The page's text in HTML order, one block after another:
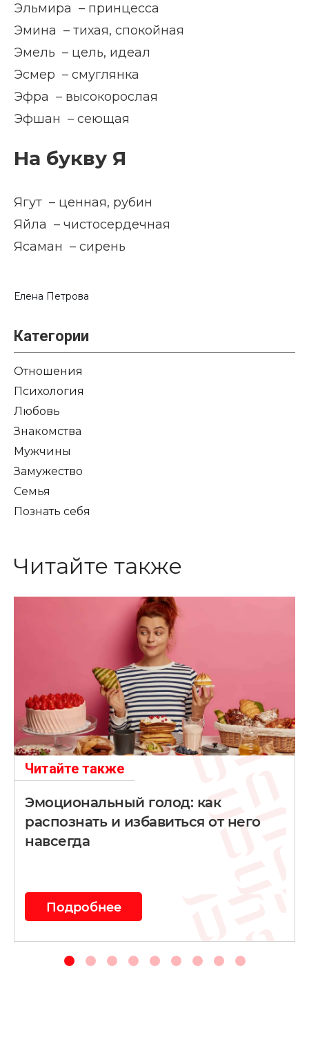
Эльмира – принцесса
Эмина – тихая, спокойная
Эмель – цель, идеал
Эсмер – смуглянка
Эфра – высокорослая
Эфшан – сеющая
На букву Я
Ягут – ценная, рубин
Яйла – чистосердечная
Ясаман – сирень
Елена Петрова
Категории
Отношения
Психология
Любовь
Знакомства
Мужчины
Замужество
Семья
Познать себя
Читайте также
Читайте также
Эмоциональный голод: как
распознать и избавиться от него
навсегда
Подробнее